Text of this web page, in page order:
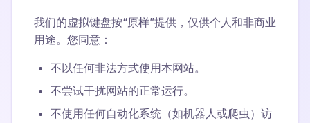
我们的虚拟键盘按“原样”提供，仅供个人和非商业
用途。您同意：
不以任何非法方式使用本网站。
不尝试干扰网站的正常运行。
不使用任何自动化系统（如机器人或爬虫）访